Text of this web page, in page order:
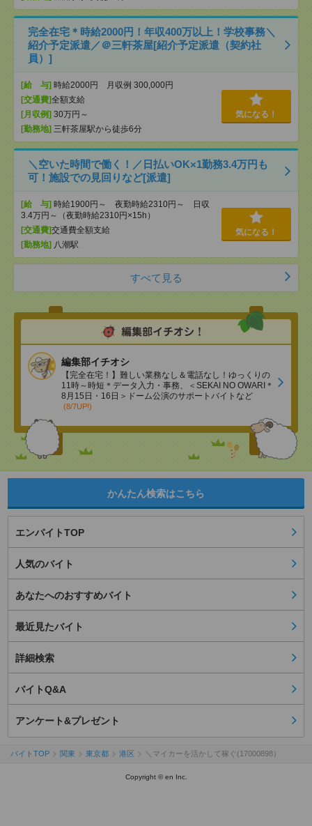
完全在宅＊時給2000円！年収400万以上！学校事務＼
紹介予定派遣／＠三軒茶屋[紹介予定派遣（契約社
員）]
[給 与] 時給2000円 月収例 300,000円
[交通費]全額支給
[月収例] 30万円～
[勤務地] 三軒茶屋駅から徒歩6分
気になる！
＼空いた時間で働く！／日払いOK×1勤務3.4万円も
可！施設での見回りなど[派遣]
[給 与] 時給1900円～ 夜勤時給2310円～ 日収
3.4万円～（夜勤時給2310円×15h）
[交通費]交通費全額支給
[勤務地] 八潮駅
気になる！
すべて見る
編集部イチオシ
【完全在宅！】難しい業務なし＆電話なし！ゆっくりの
11時～時短＊データ入力・事務、＜SEKAI NO OWARI＊
8月15日・16日＞ドーム公演のサポートバイトなど
(8/7UP!)
かんたん検索はこちら
エンバイトTOP
人気のバイト
あなたへのおすすめバイト
最近見たバイト
詳細検索
バイトQ&A
アンケート&プレゼント
バイトTOP 関東 東京都 港区 ＼マイカーを活かして稼ぐ(17000898）
Copyright © en Inc.